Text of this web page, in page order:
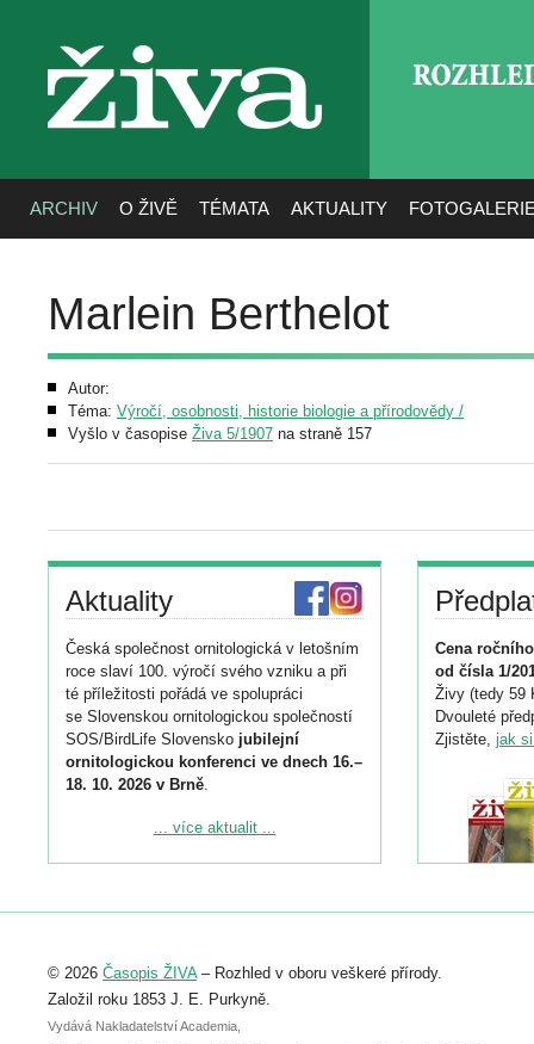
živa
ARCHIV O ŽIVĚ TÉMATA AKTUALITY
Marlein Berthelot
Autor:
Téma: Výročí, osobnosti, historie biologie a přírodovědy /
Vyšlo v časopise Živa 5/1907 na straně 157
Aktuality
Česká společnost ornitologická v letošním
roce slaví 100. výročí svého vzniku a při
té příležitosti pořádá ve spolupráci
se Slovenskou ornitologickou společností
SOS/BirdLife Slovensko jubilejní
ornitologickou konferenci ve dnech 16.–
18. 10. 2026 v Brně.
Podrobnější informace ke konferenci
Registrovat se můžete do 6. září.
abstraktu přihlášené přednášky nebo
posteru je už 30. června.
... více aktualit ...
Cena
od čísla 1/
Živy (tedy 59
Dvouleté
Zjistěte, jak
© 2026 Časopis ŽIVA– Rozhled v oboru veškeré přírody.
Založil roku 1853 J. E. Purkyně.
Vydává Nakladatelství Academia,